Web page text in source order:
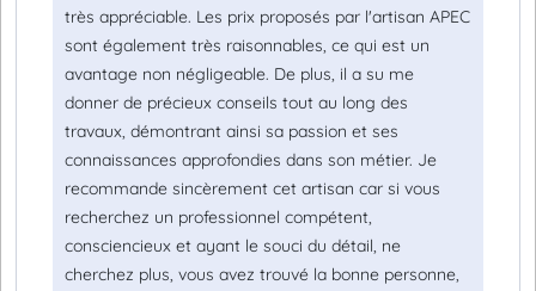
très appréciable. Les prix proposés par l'artisan APEC
sont également très raisonnables, ce qui est un
avantage non négligeable. De plus, il a su me
donner de précieux conseils tout au long des
travaux, démontrant ainsi sa passion et ses
connaissances approfondies dans son métier. Je
recommande sincèrement cet artisan car si vous
recherchez un professionnel compétent,
consciencieux et ayant le souci du détail, ne
cherchez plus, vous avez trouvé la bonne personne,